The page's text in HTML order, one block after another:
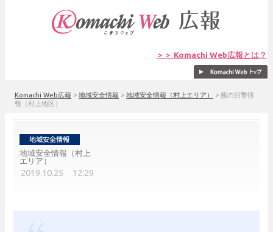
＞＞ Komachi Web広報とは？
Komachi Web広報 > 地域安全情報 > 地域安全情報（村上エリア） > 熊の目撃情
報（村上地区）
地域安全情報（村上
エリア）
2019.10.25 12:29